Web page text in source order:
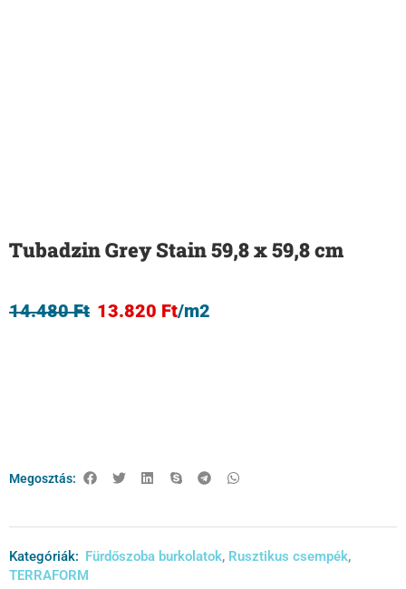
Tubadzin Grey Stain 59,8 x 59,8 cm
14.480Ft 13.820 Ft/m2
Megosztás:
Kategóriák: Fürdőszoba burkolatok, Rusztikus csempék,
TERRAFORM